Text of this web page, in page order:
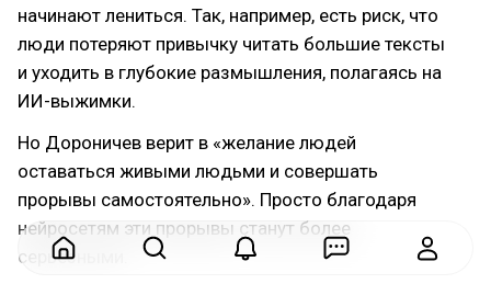
начинают лениться. Так, например, есть риск, что
люди потеряют привычку читать большие тексты
и уходить в глубокие размышления, полагаясь на
ИИ-выжимки.
Но Дороничев верит в «желание людей
оставаться живыми людьми и совершать
прорывы самостоятельно». Просто благодаря
нейросетям эти прорывы станут более
серьёзными.